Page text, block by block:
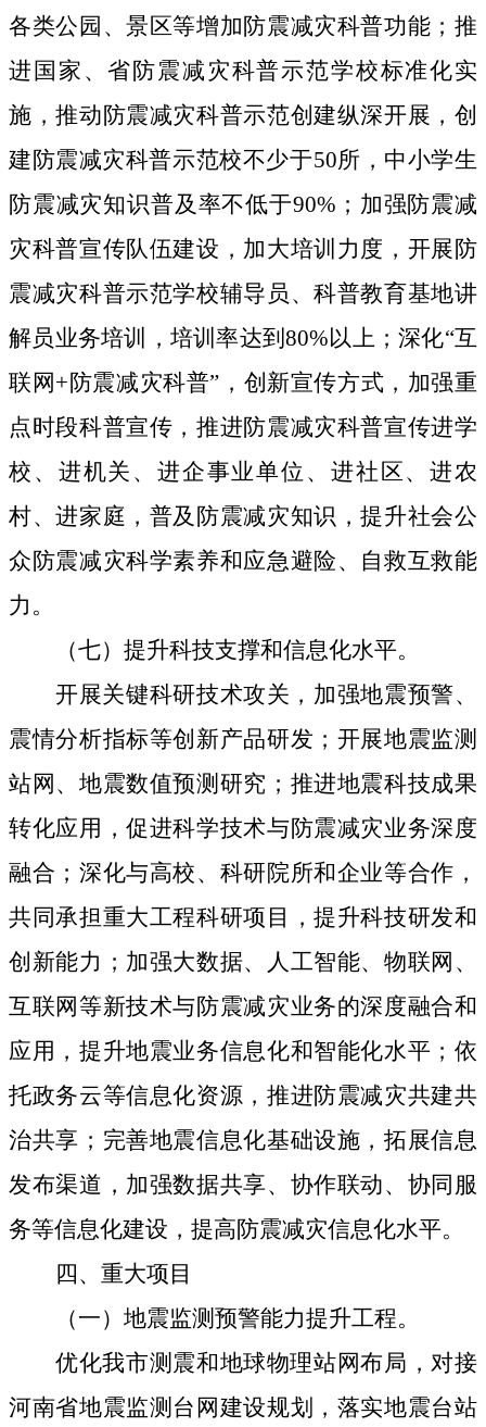
各类公园、景区等增加防震减灾科普功能；推
进国家、省 防震减灾科普示范学校标准化实
施，推动防震减灾科普示范创建纵深开展，创
建防震减灾科普示范校不少于50所，中小学生
防震减灾知识普及率不低于90% ；加强防震减
灾科普宣传队伍建设，加大培训力度，开展防
震减灾科普示范学校辅导员、科普教育基地讲
解员业务培训，培训率达到80%以上；深化“互
联网 + 防震减灾科普” ，创新宣传方式，加强重
点时段科普宣传，推进防震减灾科普宣传进学
校、进机关、进企事业单位、进社区、进农
村、进家庭，普及防震减灾知识，提升社会公
众防震减灾科学素养和应急避险、自救互救能
力。
（七）提升科技支撑和信息化水平。
开展关键科研技术攻关，加强地震预警、
震情分析指标等创新产品研发；开展地震监测
站网、地震数值预测研究；推进地震科技成果
转化应用，促进科学技术与防震减灾业务深度
融合；深化与高校、科研院所和企业等合作，
共同承担重大工程科研项目，提升科技研发和
创新能力；加强大数据、人工智能、物联网、
互联网等新技术与防震减灾业务的深度融合和
应用，提升地震业务信息化和智能化水平；依
托政务云等信息化资源，推进防震减灾共建共
治共享；完善地震信息化基础设施，拓展信息
发布渠道，加强数据共享、协作联动、协同服
务等信息化建设，提高防震减灾信息化水平。
四、重大项目
（一）地震监测预警能力提升工程。
优化我市测震和地球物理站网布局，对接
河南省地震监测台网建设规划，落实地震台站